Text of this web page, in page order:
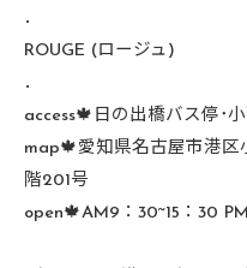
．
ROUGE (ロージュ)
．
access🍁日の出橋バス停･
map🍁愛知県名古屋市港区
階201号
open🍁AM9：30~15：30